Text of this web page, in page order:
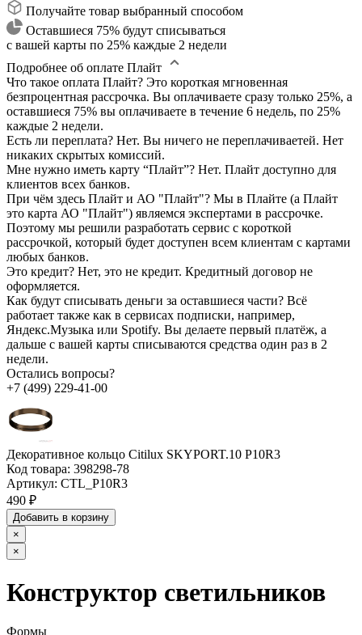
Получайте товар выбранный способом
Оставшиеся 75% будут списываться
с вашей карты по 25% каждые 2 недели
Подробнее об оплате Плайт
Что такое оплата Плайт? Это короткая мгновенная
безпроцентная рассрочка. Вы оплачиваете сразу только 25%, а
оставшиеся 75% вы оплачиваете в течение 6 недель, по 25%
каждые 2 недели.
Есть ли переплата? Нет. Вы ничего не переплачиваетей. Нет
никаких скрытых комиссий.
Мне нужно иметь карту “Плайт”? Нет. Плайт доступно для
клиентов всех банков.
При чём здесь Плайт и АО "Плайт"? Мы в Плайте (а Плайт
это карта АО "Плайт") являемся экспертами в рассрочке.
Поэтому мы решили разработать сервис с короткой
рассрочкой, который будет доступен всем клиентам с картами
любых банков.
Это кредит? Нет, это не кредит. Кредитный договор не
оформляется.
Как будут списывать деньги за оставшиеся части? Всё
работает также как в сервисах подписки, например,
Яндекс.Музыка или Spotify. Вы делаете первый платёж, а
дальше с вашей карты списываются средства один раз в 2
недели.
Остались вопросы?
+7 (499) 229-41-00
Декоративное кольцо Citilux SKYPORT.10 P10R3
Код товара: 398298-78
Артикул: CTL_P10R3
490 ₽
Добавить в корзину
×
×
Конструктор светильников
Формы